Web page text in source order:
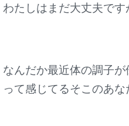
わたしはまだ大丈夫です
なんだか最近体の調子が
って感じてるそこのあな